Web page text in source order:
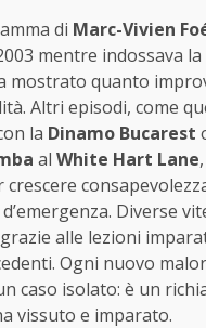
di Marc-Vivien
mentre indossava la
mostrato quanto
Altri episodi, come
la Dinamo Bucarest
al White Hart Lane
Diverse
alle lezioni
Ogni nuovo
caso isolato: è un
vissuto e imparato.